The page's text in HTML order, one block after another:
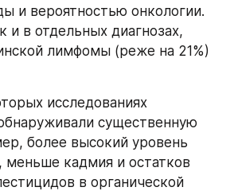
и вероятностью онкологии.
и в отдельных диагнозах,
исследованиях
существенную
более высокий уровень
меньше кадмия и остатков
в органической